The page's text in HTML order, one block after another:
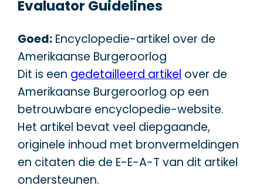
Evaluator Guidelines
Goed: Encyclopedie-artikel over de
Amerikaanse Burgeroorlog
Dit is een gedetailleerd artikelover de
Amerikaanse Burgeroorlog op een
betrouwbare encyclopedie-website.
Het artikel bevat veel diepgaande,
originele inhoud met bronvermeldingen
en citaten die de E-E-A-T van dit artikel
ondersteunen.